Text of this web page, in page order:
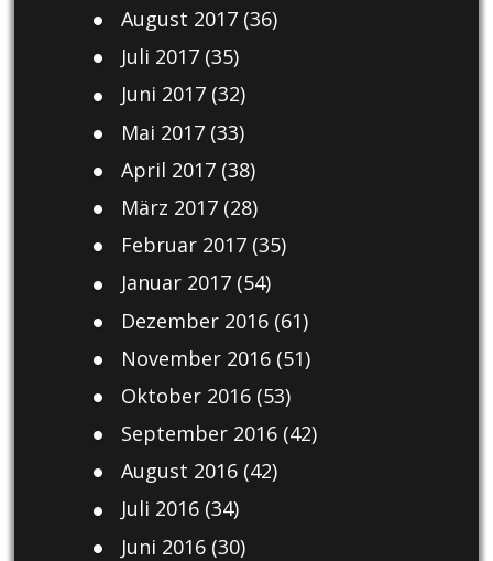
August 2017(36)
Juli 2017(35)
Juni 2017(32)
Mai 2017(33)
April 2017(38)
März 2017(28)
Februar 2017(35)
Januar 2017(54)
Dezember 2016(61)
November 2016(51)
Oktober 2016(53)
September 2016(42)
August 2016(42)
Juli 2016(34)
Juni 2016(30)